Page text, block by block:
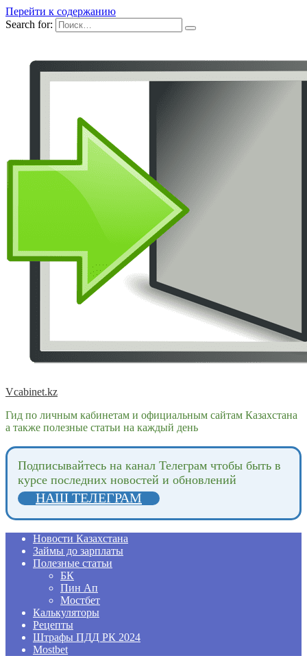
Перейти к содержанию
Search for:
Vcabinet.kz
Гид по личным кабинетам и официальным сайтам Казахстана
а также полезные статьи на каждый день
Подпиcывайтесь на канал Телеграм чтобы быть в
курсе последних новостей и обновлений
НАШ ТЕЛЕГРАМ
Новости Казахстана
Займы до зарплаты
Полезные статьи
БК
Пин Ап
Мостбет
Калькуляторы
Рецепты
Штрафы ПДД РК 2024
Mostbet